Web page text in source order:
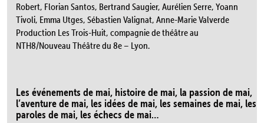
Robert, Florian Santos, Bertrand Saugier, Aurélien Serre, Yoann
Tivoli, Emma Utges, Sébastien Valignat, Anne-Marie Valverde
Production Les Trois-Huit, compagnie de théâtre au
NTH8/Nouveau Théâtre du 8e – Lyon.
Les événements de mai, histoire de mai, la passion de mai,
l’aventure de mai, les idées de mai, les semaines de mai, les
paroles de mai, les échecs de mai…